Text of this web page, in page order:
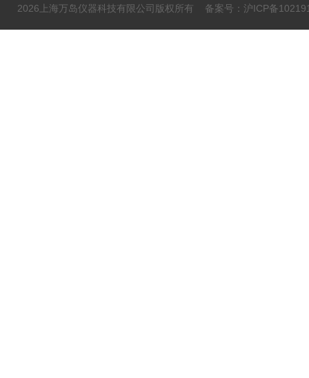
2026上海万岛仪器科技有限公司版权所有 备案号：沪ICP备